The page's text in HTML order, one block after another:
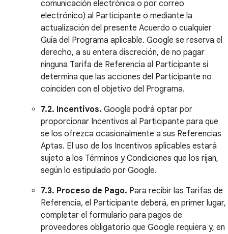
comunicación electrónica o por correo
electrónico) al Participante o mediante la
actualización del presente Acuerdo o cualquier
Guía del Programa aplicable. Google se reserva el
derecho, a su entera discreción, de no pagar
ninguna Tarifa de Referencia al Participante si
determina que las acciones del Participante no
coinciden con el objetivo del Programa.
7.2. Incentivos. Google podrá optar por
proporcionar Incentivos al Participante para que
se los ofrezca ocasionalmente a sus Referencias
Aptas. El uso de los Incentivos aplicables estará
sujeto a los Términos y Condiciones que los rijan,
según lo estipulado por Google.
7.3. Proceso de Pago. Para recibir las Tarifas de
Referencia, el Participante deberá, en primer lugar,
completar el formulario para pagos de
proveedores obligatorio que Google requiera y, en